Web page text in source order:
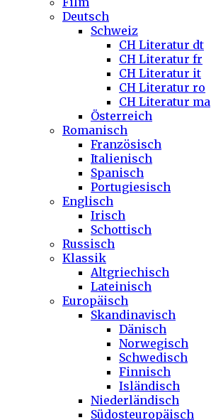
Deutsch
Schweiz
CH Literatur dt
CH Literatur fr
CH Literatur it
CH Literatur ro
CH Literatur ma
Österreich
Romanisch
Französisch
Italienisch
Spanisch
Portugiesisch
Englisch
Irisch
Schottisch
Russisch
Klassik
Altgriechisch
Lateinisch
Europäisch
Skandinavisch
Dänisch
Norwegisch
Schwedisch
Finnisch
Isländisch
Niederländisch
Südosteuropäisch